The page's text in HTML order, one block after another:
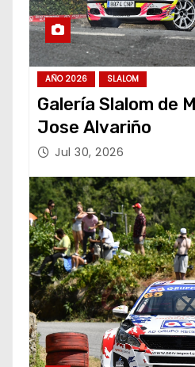
AÑO 2026 SLALOM
Galería Slalom de
Jose Alvariño
Jul 30, 2026